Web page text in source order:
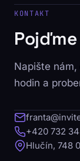
KONTAKT
Napište
hodin a
+420 732
Hlučín, 748